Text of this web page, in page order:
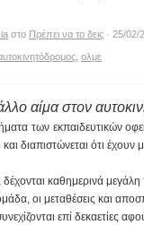
στο Πρέπει να το δεις · 25/02/
ολμε
αίμα στον
των εκπαιδευτικών
διαπιστώνεται ότι
δέχονται καθημερινά
οι μεταθέσεις και
επί δεκαετίες